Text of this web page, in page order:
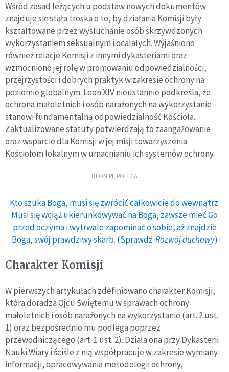
Wśród zasad leżących u podstaw nowych dokumentów
znajduje się stała troska o to, by działania Komisji były
kształtowane przez wysłuchanie osób skrzywdzonych
wykorzystaniem seksualnym i ocalałych. Wyjaśniono
również relacje Komisji z innymi dykasteriami oraz
wzmocniono jej rolę w promowaniu odpowiedzialności,
przejrzystości i dobrych praktyk w zakresie ochrony na
poziomie globalnym. Leon XIV nieustannie podkreśla, że
ochrona małoletnich i osób narażonych na wykorzystanie
stanowi fundamentalną odpowiedzialność Kościoła.
Zaktualizowane statuty potwierdzają to zaangażowanie
oraz wsparcie dla Komisji w jej misji towarzyszenia
Kościołom lokalnym w umacnianiu ich systemów ochrony.
DEON.PL POLECA
Kto szuka Boga, musi się zwrócić całkowicie do wewnątrz.
Musi się wciąż ukierunkowywać na Boga, zawsze mieć Go
przed oczyma i wytrwale zapominać o sobie, aż znajdzie
Boga, swój prawdziwy skarb. (Sprawdź:Rozwój duchowy)
Charakter Komisji
W pierwszych artykułach zdefiniowano charakter Komisji,
która doradza Ojcu Świętemu w sprawach ochrony
małoletnich i osób narażonych na wykorzystanie (art. 2 ust.
1) oraz bezpośrednio mu podlega poprzez
przewodniczącego (art. 1 ust. 2). Działa ona przy Dykasterii
Nauki Wiary i ściśle z nią współpracuje w zakresie wymiany
informacji, opracowywania metodologii ochrony,